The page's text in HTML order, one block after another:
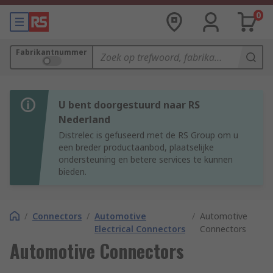
0
Fabrikantnummer
U bent doorgestuurd naar RS
Nederland
Distrelec is gefuseerd met de RS Group om u
een breder productaanbod, plaatselijke
ondersteuning en betere services te kunnen
bieden.
/ Connectors / Automotive
Electrical Connectors
/ Automotive
Connectors
Automotive Connectors